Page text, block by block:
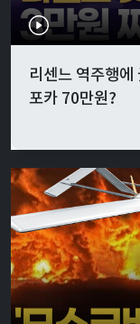
리센느 역주행
포카 70만원?